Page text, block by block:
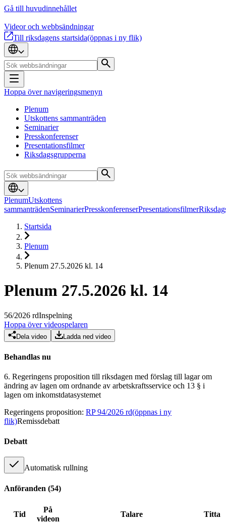
Gå till huvudinnehållet
Videor och webbsändningar
Till riksdagens startsida(öppnas i ny flik)
Hoppa över navigeringsmenyn
Plenum
Utskottens sammanträden
Seminarier
Presskonferenser
Presentationsfilmer
Riksdagsgrupperna
PlenumUtskottens
sammanträdenSeminarierPresskonferenserPresentationsfilmer
Startsida
Plenum
Plenum 27.5.2026 kl. 14
Plenum 27.5.2026 kl. 14
56/2026 rdInspelning
Hoppa över videospelaren
Dela video Ladda ned video
Behandlas nu
6. Regeringens proposition till riksdagen med förslag till lagar om
ändring av lagen om ordnande av arbetskraftsservice och 13 § i
lagen om inkomstdatasystemet
Regeringens proposition: RP 94/2026 rd(öppnas i ny
flik)Remissdebatt
Debatt
Automatisk rullning
Anföranden (54)
Tid
På
videon
Talare Titta